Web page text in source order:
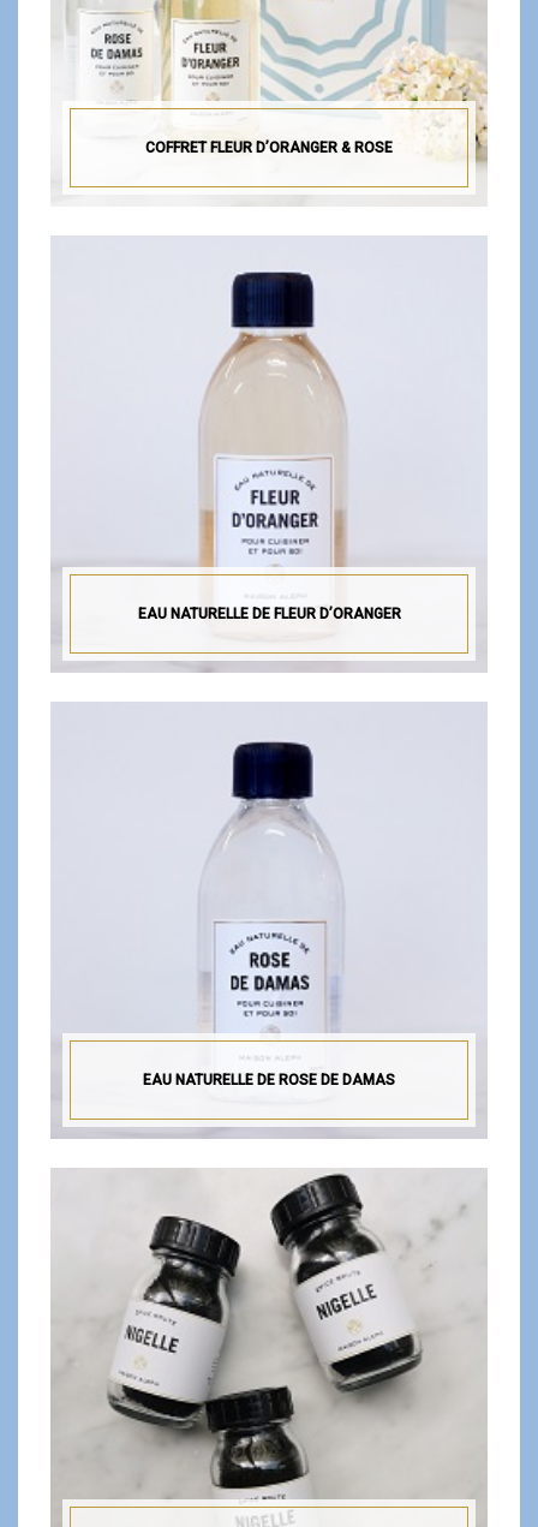
COFFRET FLEUR D’ORANGER & ROSE
EAU NATURELLE DE FLEUR D’ORANGER
EAU NATURELLE DE ROSE DE DAMAS